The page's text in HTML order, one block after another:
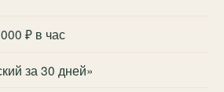
₽ в час
за 30 дней»